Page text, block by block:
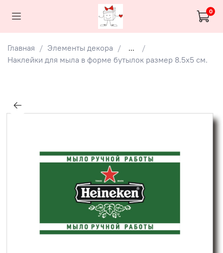
0
Главная Элементы декора
...
Наклейки для мыла в форме бутылок размер 8.5х5 см.